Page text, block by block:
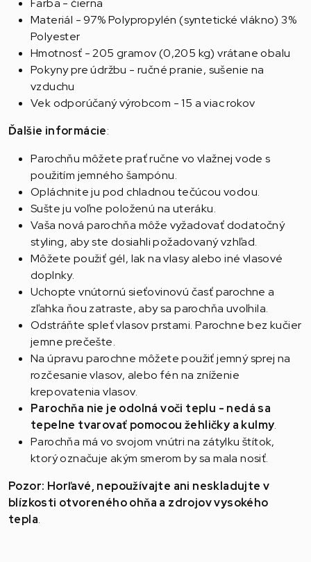
Materiál - 97% Polypropylén (syntetické vlákno) 3%
Polyester
Hmotnosť - 205 gramov (0,205 kg) vrátane obalu
Pokyny pre údržbu - ručné pranie, sušenie na
vzduchu
Vek odporúčaný výrobcom - 15 a viac rokov
Ďalšie informácie:
Parochňu môžete prať ručne vo vlažnej vode s
použitím jemného šampónu.
Opláchnite ju pod chladnou tečúcou vodou.
Sušte ju voľne položenú na uteráku.
Vaša nová parochňa môže vyžadovať dodatočný
styling, aby ste dosiahli požadovaný vzhľad.
Môžete použiť gél, lak na vlasy alebo iné vlasové
doplnky.
Uchopte vnútornú sieťovinovú časť parochne a
zľahka ňou zatraste, aby sa parochňa uvoľnila.
Odstráňte spleť vlasov prstami. Parochne bez kučier
jemne prečešte.
Na úpravu parochne môžete použiť jemný sprej na
rozčesanie vlasov, alebo fén na zníženie
krepovatenia vlasov.
Parochňa nie je odolná voči teplu - nedá sa
tepelne tvarovať pomocou žehličky a kulmy.
Parochňa má vo svojom vnútri na zátylku štítok,
ktorý označuje akým smerom by sa mala nosiť.
Pozor: Horľavé, nepoužívajte ani neskladujte v
blízkosti otvoreného ohňa a zdrojov vysokého
tepla.